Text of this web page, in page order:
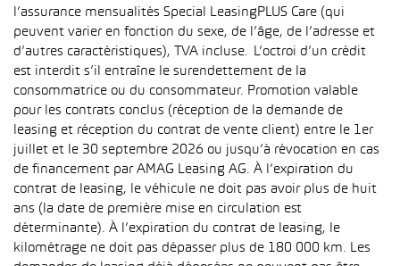
l’assurance mensualités Special LeasingPLUS Care (qui
peuvent varier en fonction du sexe, de l’âge, de l’adresse et
d’autres caractéristiques), TVA incluse. L’octroi d’un crédit
est interdit s’il entraîne le surendettement de la
consommatrice ou du consommateur. Promotion valable
pour les contrats conclus (réception de la demande de
leasing et réception du contrat de vente client) entre le 1er
juillet et le 30 septembre 2026 ou jusqu’à révocation en cas
de financement par AMAG Leasing AG. À l’expiration du
contrat de leasing, le véhicule ne doit pas avoir plus de huit
ans (la date de première mise en circulation est
déterminante). À l’expiration du contrat de leasing, le
kilométrage ne doit pas dépasser plus de 180 000 km. Les